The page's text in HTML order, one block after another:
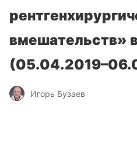
вмешательств»
Игорь Бузаев